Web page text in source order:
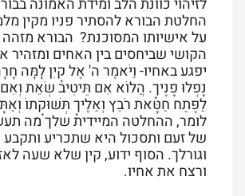
לזיהוי כוונת הלב ומידת האמונה
החלטת הבורא להסתיר פניו מקין
על אישיותו המסוכנת? הבורא
הקושי שביחסים בין האחים ומזהיר
יפגע באחיו- וַיֹּאמֶר ה' אֶל קָיִן לָמָּה
נָפְלוּ פָנֶיךָ. הֲלוֹא אִם תֵּיטִיב שְׂאֵת
לַפֶּתַח חַטָּאת רֹבֵץ וְאֵלֶיךָ תְּשׁוּקָתוֹ
לומר, ההחלטה המיידית שלך מה
של זעם ותסכול היא שתכריע
וגורלך. הסוף ידוע, קין שלא שעה
ורצח את אחיו.